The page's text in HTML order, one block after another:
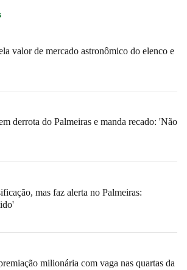
valor de mercado astronômico do elenco e
derrota do Palmeiras e manda recado: 'Não
mas faz alerta no Palmeiras:
milionária com vaga nas quartas da